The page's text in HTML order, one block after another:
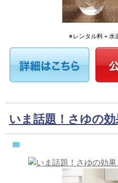
※レンタル料＋水
いま話題！さゆの